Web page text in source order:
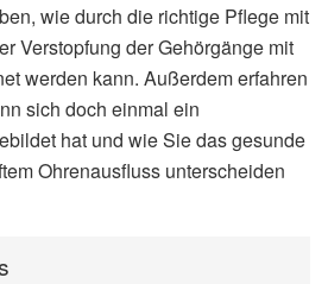
wie durch die richtige Pflege mit
Verstopfung der Gehörgänge mit
werden kann. Außerdem erfahren
sich doch einmal ein
hat und wie Sie das gesunde
Ohrenausfluss unterscheiden